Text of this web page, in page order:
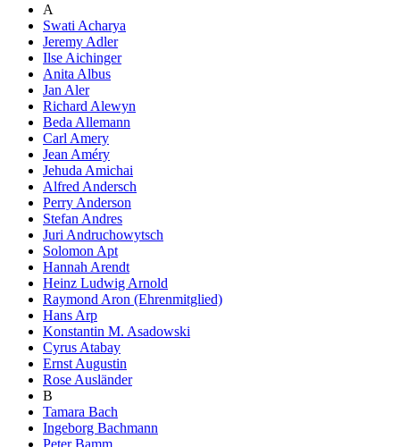
A
Swati Acharya
Jeremy Adler
Ilse Aichinger
Anita Albus
Jan Aler
Richard Alewyn
Beda Allemann
Carl Amery
Jean Améry
Jehuda Amichai
Alfred Andersch
Perry Anderson
Stefan Andres
Juri Andruchowytsch
Solomon Apt
Hannah Arendt
Heinz Ludwig Arnold
Raymond Aron (Ehrenmitglied)
Hans Arp
Konstantin M. Asadowski
Cyrus Atabay
Ernst Augustin
Rose Ausländer
B
Tamara Bach
Ingeborg Bachmann
Peter Bamm